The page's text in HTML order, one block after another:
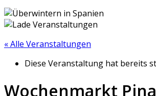
« Alle Veranstaltungen
Diese Veranstaltung hat bereits
Wochenmarkt